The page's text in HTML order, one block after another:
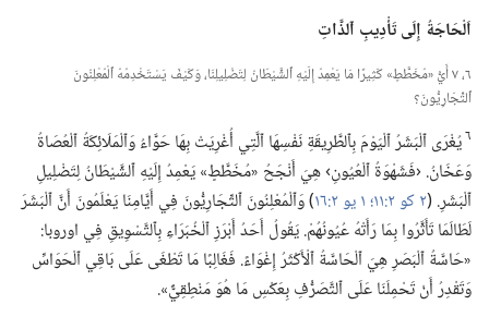
اَلْحَاجَةُ إِلَى تَأْدِيبِ ٱلذَّاتِ
٦،‏ ٧ أَيُّ «مُخَطَّطٍ» كَثِيرًا مَا يَعْمِدُ إِلَيْهِ ٱلشَّيْطَانُ لِتَضْلِيلِنَا،‏ وَكَيْفَ يَسْتَخْدِمُهُ ٱلْمُعْلِنُونَ
ٱلتِّجَارِيُّونَ؟‏
٦يُغْرَى ٱلْبَشَرُ ٱلْيَوْمَ بِٱلطَّرِيقَةِ نَفْسِهَا ٱلَّتِي أُغْرِيَتْ بِهَا حَوَّاءُ وَٱلْمَلَائِكَةُ ٱلْعُصَاةُ
وَعَخَانُ.‏ ‹فَشَهْوَةُ ٱلْعُيُونِ› هِيَ أَنْجَحُ «مُخَطَّطٍ» يَعْمِدُ إِلَيْهِ ٱلشَّيْطَانُ لِتَضْلِيلِ
ٱلْبَشَرِ.‏ (‏٢ كو ٢:‏١١؛‏
‏)‏ وَٱلْمُعْلِنُونَ ٱلتِّجَارِيُّونَ فِي أَيَّامِنَا يَعْلَمُونَ أَنَّ ٱلْبَشَرَ
لَطَالَمَا تَأَثَّرُوا بِمَا رَأَتْهُ عُيُونُهُمْ.‏ يَقُولُ أَحَدُ أَبْرَزِ ٱلْخُبَرَاءِ بِٱلتَّسْوِيقِ فِي اوروبا:‏
«حَاسَّةُ ٱلْبَصَرِ هِيَ ٱلْحَاسَّةُ ٱلْأَكْثَرُ إِغْوَاءً.‏ فَغَالِبًا مَا تَطْغَى عَلَى بَاقِي ٱلْحَوَاسِّ
وَتَقْدِرُ أَنْ تَحْمِلَنَا عَلَى ٱلتَّصَرُّفِ بِعَكْسِ مَا هُوَ مَنْطِقِيٌّ».‏